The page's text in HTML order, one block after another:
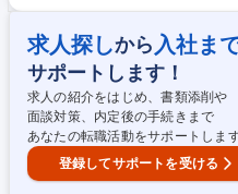
製造まで一貫した製品開発も行っ
により、業務拡張を行っています
と外用剤製造機器の新規導入を行
理試験室、開発研究室や書類倉庫
働きやすい職場環境を目指して改善を実施中。 募集職
品の製造管理 ◆休日121日
求人探しから 入社ま
サポートします！
求人の紹介をはじめ、書類添削や
面談対策、内定後の手続きまで
あなたの転職活動をサポートします
登録してサポートを受ける